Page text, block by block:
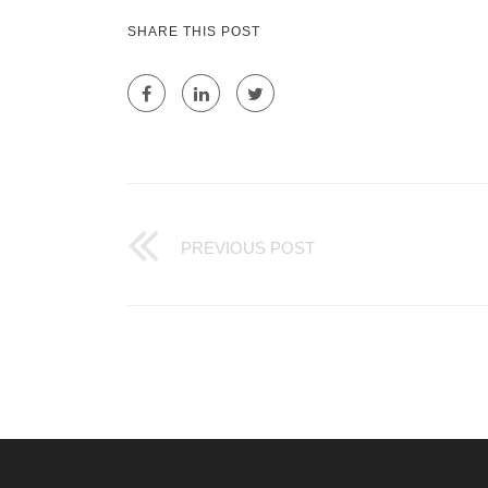
SHARE THIS POST
PREVIOUS POST